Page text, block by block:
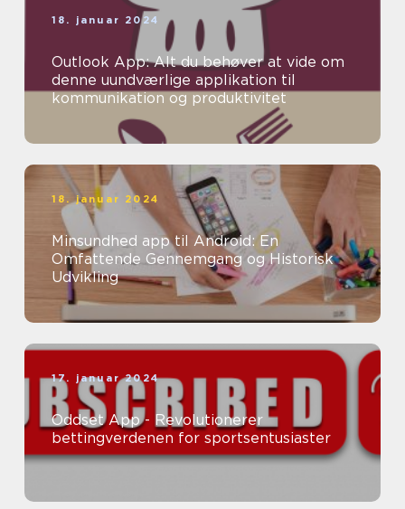
18. januar 2024
Outlook App: Alt du behøver at vide om
denne uundværlige applikation til
kommunikation og produktivitet
18. januar 2024
Minsundhed app til Android: En
Omfattende Gennemgang og Historisk
Udvikling
17. januar 2024
Oddset App - Revolutionerer
bettingverdenen for sportsentusiaster